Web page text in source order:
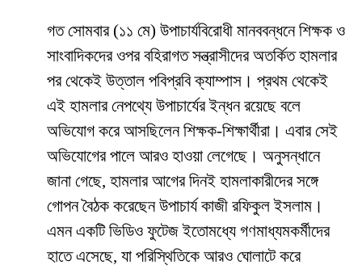
​গত সোমবার (১১ মে) উপাচার্যবিরোধী মানববন্ধনে শিক্ষক ও
সাংবাদিকদের ওপর বহিরাগত সন্ত্রাসীদের অতর্কিত হামলার
পর থেকেই উত্তাল পবিপ্রবি ক্যাম্পাস। প্রথম থেকেই
এই হামলার নেপথ্যে উপাচার্যের ইন্ধন রয়েছে বলে
অভিযোগ করে আসছিলেন শিক্ষক-শিক্ষার্থীরা। এবার সেই
অভিযোগের পালে আরও হাওয়া লেগেছে। অনুসন্ধানে
জানা গেছে, হামলার আগের দিনই হামলাকারীদের সঙ্গে
গোপন বৈঠক করেছেন উপাচার্য কাজী রফিকুল ইসলাম।
এমন একটি ভিডিও ফুটেজ ইতোমধ্যে গণমাধ্যমকর্মীদের
হাতে এসেছে, যা পরিস্থিতিকে আরও ঘোলাটে করে